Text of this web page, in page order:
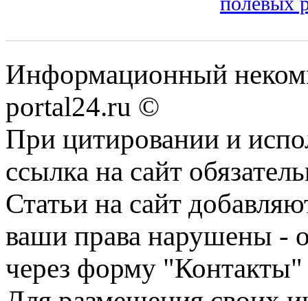
Информационный
portal24.ru ©
При цитировании и
ссылка на сайт
Статьи на сайт
ваши права нарушены -
через форму "Контакты"